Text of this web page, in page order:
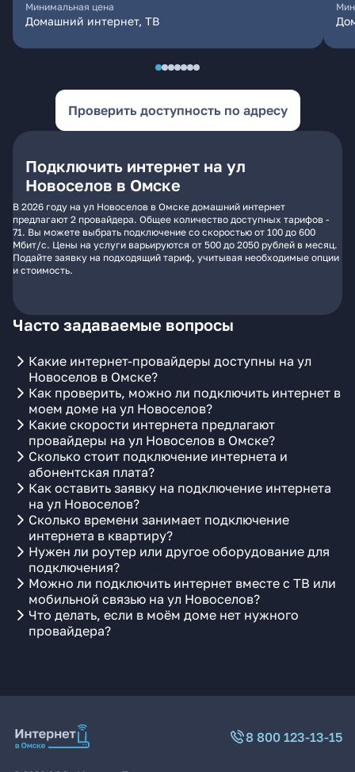
Минимальная цена
Домашний интернет, ТВ
Проверить доступность по адресу
Подключить интернет на ул
Новоселов в Омске
В 2026 году на ул Новоселов в Омске домашний интернет
предлагают 2 провайдера. Общее количество доступных тарифов -
71. Вы можете выбрать подключение со скоростью от 100 до 600
Мбит/с. Цены на услуги варьируются от 500 до 2050 рублей в месяц.
Подайте заявку на подходящий тариф, учитывая необходимые опции
и стоимость.
Часто задаваемые вопросы
Какие интернет-провайдеры доступны на ул
Новоселов в Омске?
Как проверить, можно ли подключить интернет в
моем доме на ул Новоселов?
Какие скорости интернета предлагают
провайдеры на ул Новоселов в Омске?
Сколько стоит подключение интернета и
абонентская плата?
Как оставить заявку на подключение интернета
на ул Новоселов?
Сколько времени занимает подключение
интернета в квартиру?
Нужен ли роутер или другое оборудование для
подключения?
Можно ли подключить интернет вместе с ТВ или
мобильной связью на ул Новоселов?
Что делать, если в моём доме нет нужного
провайдера?
8 800 123-13-15